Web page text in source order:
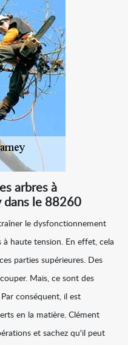
arbres à
dans le 88260
le dysfonctionnement
haute tension. En effet, cela
parties supérieures. Des
Mais, ce sont des
conséquent, il est
en la matière. Clément
et sachez qu'il peut